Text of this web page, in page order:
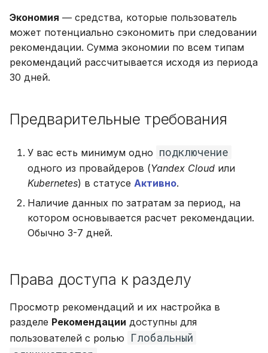
Экономия ― средства, которые пользователь
может потенциально сэкономить при следовании
рекомендации. Сумма экономии по всем типам
рекомендаций рассчитывается исходя из периода
30 дней.
Предварительные требования
У вас есть минимум одно подключение
одного из провайдеров (Yandex Cloud или
Kubernetes) в статусе Активно.
Наличие данных по затратам за период, на
котором основывается расчет рекомендации.
Обычно 3-7 дней.
Права доступа к разделу
Просмотр рекомендаций и их настройка в
разделе Рекомендации доступны для
пользователей с ролью
Глобальный